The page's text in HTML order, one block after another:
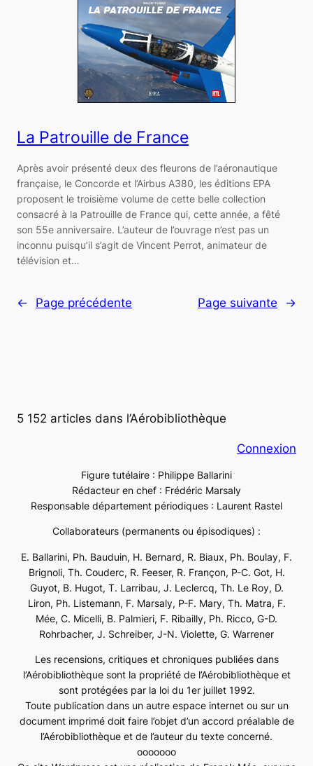
La Patrouille de France
Après avoir présenté deux des fleurons de l’aéronautique
française, le Concorde et l’Airbus A380, les éditions EPA
proposent le troisième volume de cette belle collection
consacré à la Patrouille de France qui, cette année, a fêté
son 55e anniversaire. L’auteur de l’ouvrage n’est pas un
inconnu puisqu’il s’agit de Vincent Perrot, animateur de
télévision et…
← Page précédente Page suivante →
5 152 articles dans l’Aérobibliothèque
Connexion
Figure tutélaire : Philippe Ballarini
Rédacteur en chef : Frédéric Marsaly
Responsable département périodiques : Laurent Rastel
Collaborateurs (permanents ou épisodiques) :
E. Ballarini, Ph. Bauduin, H. Bernard, R. Biaux, Ph. Boulay, F.
Brignoli, Th. Couderc, R. Feeser, R. Françon, P-C. Got, H.
Guyot, B. Hugot, T. Larribau, J. Leclercq, Th. Le Roy, D.
Liron, Ph. Listemann, F. Marsaly, P-F. Mary, Th. Matra, F.
Mée, C. Micelli, B. Palmieri, F. Ribailly, Ph. Ricco, G-D.
Rohrbacher, J. Schreiber, J-N. Violette, G. Warrener
Les recensions, critiques et chroniques publiées dans
l’Aérobibliothèque sont la propriété de l’Aérobibliothèque et
sont protégées par la loi du 1er juillet 1992.
Toute publication dans un autre espace internet ou sur un
document imprimé doit faire l’objet d’un accord préalable de
l’Aérobibliothèque et de l’auteur du texte concerné.
ooooooo